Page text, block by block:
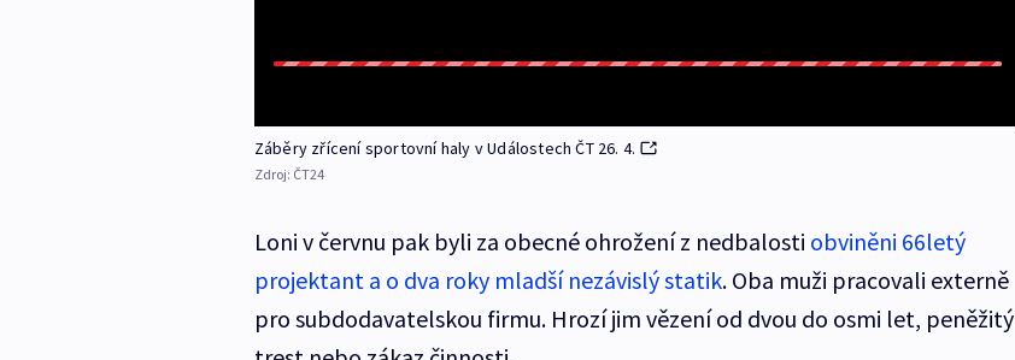
Záběry zřícení sportovní haly v Událostech ČT 26. 4.
Zdroj: ČT24
Loni v červnu pak byli za obecné ohrožení z nedbalosti obviněni 66letý
projektant a o dva roky mladší nezávislý statik. Oba muži pracovali externě
pro subdodavatelskou firmu. Hrozí jim vězení od dvou do osmi let, peněžitý